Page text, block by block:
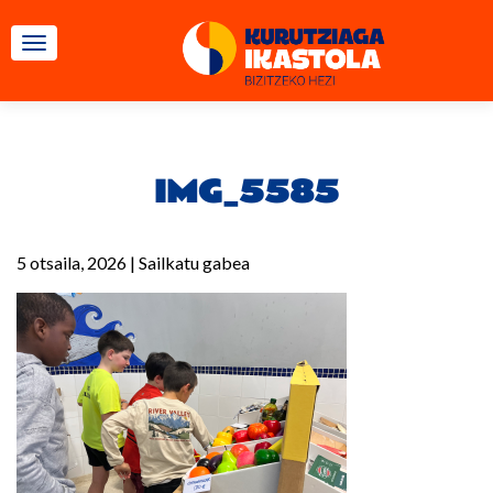
TOGGLE NAVIGATION
IMG_5585
5 otsaila, 2026 | Sailkatu gabea